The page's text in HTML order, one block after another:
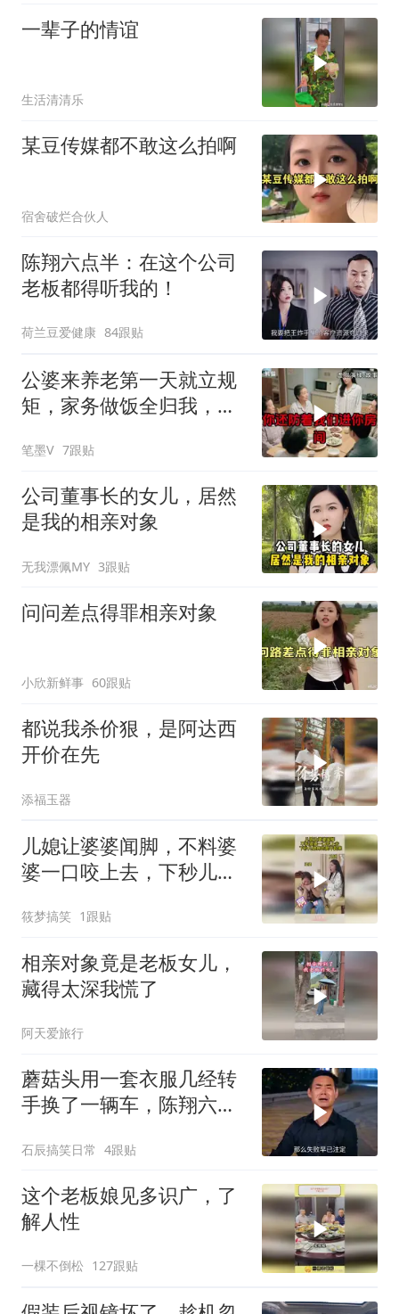
一辈子的情谊
生活清清乐
某豆传媒都不敢这么拍啊
宿舍破烂合伙人
陈翔六点半：在这个公司
老板都得听我的！
荷兰豆爱健康 84跟贴
公婆来养老第一天就立规
矩，家务做饭全归我，老
寂静
笔墨V 7跟贴
公司董事长的女儿，居然
是我的相亲对象
无我漂佩MY 3跟贴
问问差点得罪相亲对象
小欣新鲜事 60跟贴
都说我杀价狠，是阿达西
开价在先
添福玉器
儿媳让婆婆闻脚，不料婆
婆一口咬上去，下秒儿媳
筱梦搞笑 1跟贴
相亲对象竟是老板女儿，
藏得太深我慌了
阿天爱旅行
蘑菇头用一套衣服几经转
手换了一辆车，陈翔六点
石辰搞笑日常 4跟贴
这个老板娘见多识广，了
解人性
一棵不倒松 127跟贴